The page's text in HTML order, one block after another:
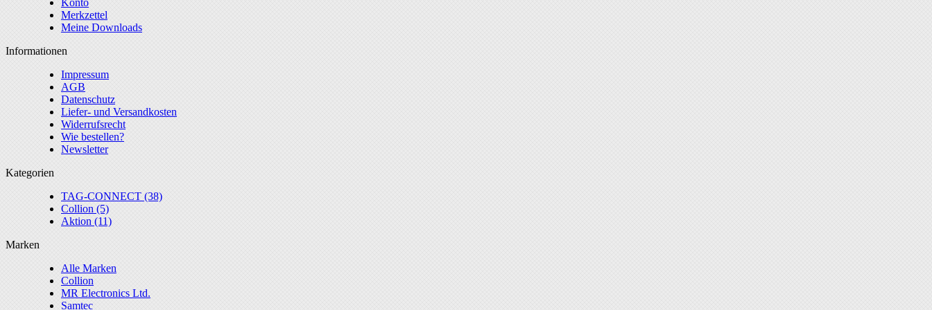
Konto
Merkzettel
Meine Downloads
Informationen
Impressum
AGB
Datenschutz
Liefer- und Versandkosten
Widerrufsrecht
Wie bestellen?
Newsletter
Kategorien
TAG-CONNECT (38)
Collion (5)
Aktion (11)
Marken
Alle Marken
Collion
MR Electronics Ltd.
Samtec